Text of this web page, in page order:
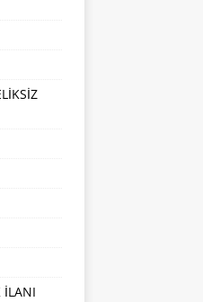
İLANI